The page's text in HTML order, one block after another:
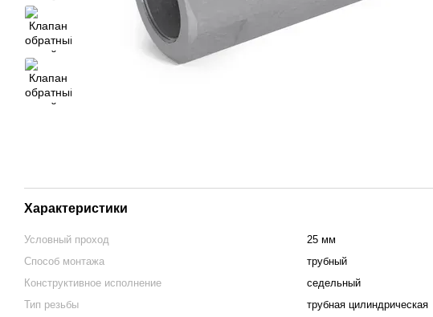
Характеристики
Условный проход
25 мм
Способ монтажа
трубный
Конструктивное исполнение
седельный
Тип резьбы
трубная цилиндрическая